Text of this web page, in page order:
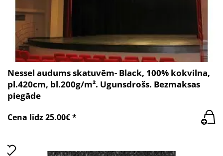
Nessel audums skatuvēm- Black, 100% kokvilna,
pl.420cm, bl.200g/m². Ugunsdrošs. Bezmaksas
piegāde
Cena līdz 25.00€ *